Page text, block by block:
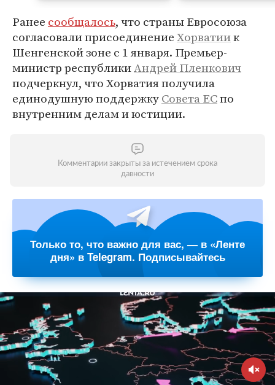
Ранее сообщалось, что страны Евросоюза
согласовали присоединениеХорватиик
Шенгенской зоне с 1 января. Премьер-
министр республикиАндрей Пленкович
подчеркнул, что Хорватия получила
единодушную поддержкуСовета ЕСпо
внутренним делам и юстиции.
Комментарии закрыты за истечением срока
давности
Только то, что важно для вас, — в «Ленте
дня» в Telegram. Подписывайтесь